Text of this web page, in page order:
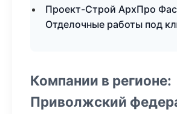
Проект-Строй АрхПро
Отделочные работы под
Компании в регионе:
Приволжский